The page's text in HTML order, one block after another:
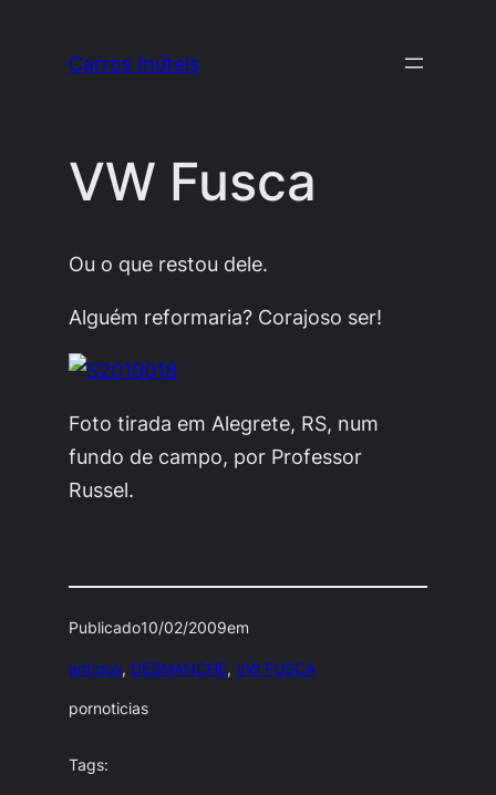
Carros Inúteis
VW Fusca
Ou o que restou dele.
Alguém reformaria? Corajoso ser!
Foto tirada em Alegrete, RS, num
fundo de campo, por Professor
Russel.
Publicado10/02/2009em
antigos, DESMANCHE, VW FUSCA
pornoticias
Tags: